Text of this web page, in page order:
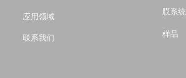
应用领域
联系我们
膜系统
样品